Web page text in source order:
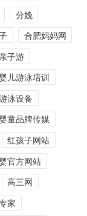
分娩
合肥妈妈网
亲子游
儿游泳培训
泳设备
童品牌传媒
红孩子网站
官方网站
高三网
家